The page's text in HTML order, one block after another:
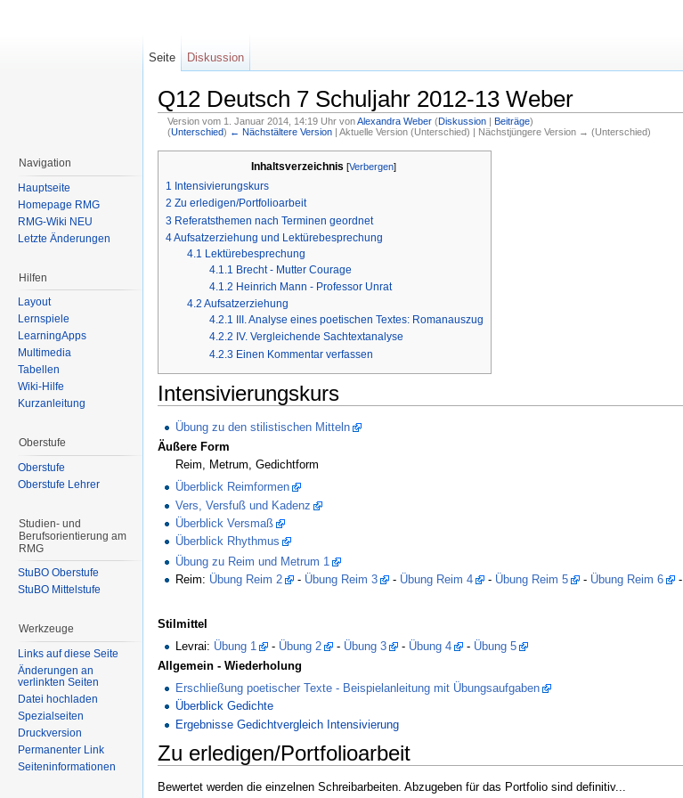
Q12 Deutsch 7 Schuljahr 2012-13 Weber
Version vom 1. Januar 2014, 14:19 Uhr vonAlexandra Weber (Diskussion| Beiträge)
(Unterschied) ← Nächstältere Version| Aktuelle Version (Unterschied) | Nächstjüngere Version → (Unterschied)
Inhaltsverzeichnis [Verbergen]
1 Intensivierungskurs
2 Zu erledigen/Portfolioarbeit
3 Referatsthemen nach Terminen geordnet
4Aufsatzerziehung und Lektürebesprechung
4.1 Lektürebesprechung
4.1.1 Brecht - Mutter Courage
4.1.2 Heinrich Mann - Professor Unrat
4.2 Aufsatzerziehung
4.2.1
III. Analyse eines poetischen Textes: Romanauszug
4.2.2 IV. Vergleichende Sachtextanalyse
4.2.3 Einen Kommentar verfassen
Intensivierungskurs
Übung zu den stilistischen Mitteln
Äußere Form
Reim, Metrum, Gedichtform
Überblick Reimformen
Vers, Versfuß und Kadenz
Überblick Versmaß
Überblick Rhythmus
Übung zu Reim und Metrum 1
Reim: Übung Reim 2 - Übung Reim 3 - Übung Reim 4 - Übung Reim 5 - Übung Reim 6 -
Stilmittel
Levrai: Übung 1 - Übung 2 - Übung 3 - Übung 4 - Übung 5
Allgemein - Wiederholung
Erschließung poetischer Texte - Beispielanleitung mit Übungsaufgaben
Überblick Gedichte
Ergebnisse Gedichtvergleich Intensivierung
Zu erledigen/Portfolioarbeit
Bewertet werden die einzelnen Schreibarbeiten. Abzugeben für das Portfolio sind definitiv...
Seite Diskussion
Navigation
Hauptseite
Homepage RMG
RMG-Wiki NEU
Letzte Änderungen
Hilfen
Layout
Lernspiele
LearningApps
Multimedia
Tabellen
Wiki-Hilfe
Kurzanleitung
Oberstufe
Oberstufe
Oberstufe Lehrer
Studien- und
Berufsorientierung am
RMG
StuBO Oberstufe
StuBO Mittelstufe
Werkzeuge
Links auf diese Seite
Änderungen an
verlinkten Seiten
Datei hochladen
Spezialseiten
Druckversion
Permanenter Link
Seiteninformationen